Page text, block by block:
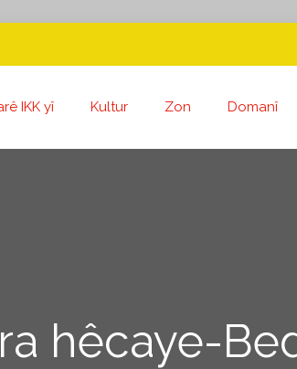
IKK yî Kultur Zon Domanî
hêcaye-